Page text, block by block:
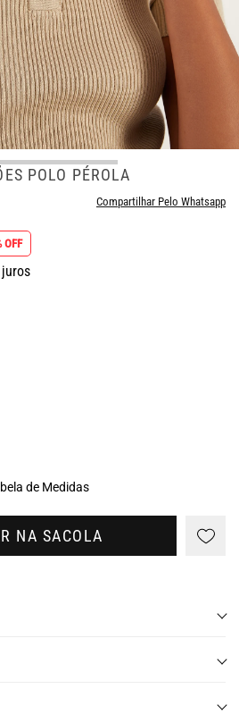
POLO PÉROLA
Compartilhar Pelo Whatsapp
OFF
de Medidas
NA SACOLA